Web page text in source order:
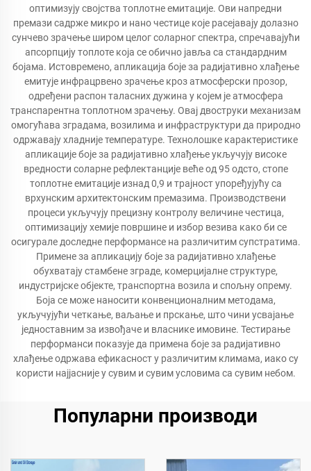
оптимизују својства топлотне емитације. Ови напредни
премази садрже микро и нано честице које расејавају долазно
сунчево зрачење широм целог соларног спектра, спречавајући
апсорпцију топлоте која се обично јавља са стандардним
бојама. Истовремено, апликација боје за радијативно хлађење
емитује инфрацрвено зрачење кроз атмосферски прозор,
одређени распон таласних дужина у којем је атмосфера
транспарентна топлотном зрачењу. Овај двоструки механизам
омогућава зградама, возилима и инфраструктури да природно
одржавају хладније температуре. Технолошке карактеристике
апликације боје за радијативно хлађење укључују високе
вредности соларне рефлектанције веће од 95 одсто, стопе
топлотне емитације изнад 0,9 и трајност упоређујућу са
врхунским архитектонским премазима. Производствени
процеси укључују прецизну контролу величине честица,
оптимизацију хемије површине и избор везива како би се
осигурале доследне перформансе на различитим супстратима.
Примене за апликацију боје за радијативно хлађење
обухватају стамбене зграде, комерцијалне структуре,
индустријске објекте, транспортна возила и спољну опрему.
Боја се може наносити конвенционалним методама,
укључујући четкање, ваљање и прскање, што чини усвајање
једноставним за извођаче и власнике имовине. Тестирање
перформанси показује да примена боје за радијативно
хлађење одржава ефикасност у различитим климама, иако су
користи најјасније у сувим и сувим условима са сувим небом.
Популарни производи